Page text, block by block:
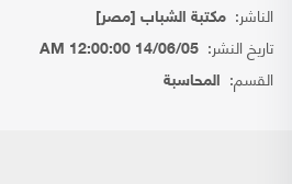
الناشر: مكتبة الشباب [مصر]
تاريخ النشر: 14/06/05 12:00:00 AM
القسم: المحاسبة